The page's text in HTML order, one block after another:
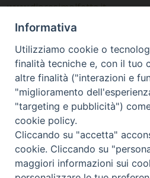
www.diocesimolfetta.it –
Ufficio Comunicazioni sociali
Piazza Giovene 4 – 70056
SEGUICI SU
Facebook
Instagram
X YouTube
Feed
Informativa
Utilizziamo cookie o
finalità tecniche e, con il tuo
altre finalità ("interazioni e
"miglioramento
"targeting e pubblicità")
cookie policy.
Cliccando su "accetta"
cookie. Cliccando su
maggiori informazioni sui